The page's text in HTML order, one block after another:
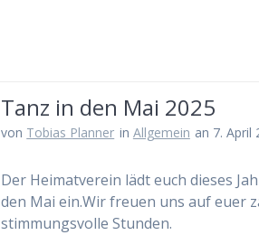
Tanz in den Mai 2025
von Tobias Planner in Allgemein an 7. April
Der Heimatverein lädt euch dieses
den Mai ein.Wir freuen uns auf euer
stimmungsvolle Stunden.